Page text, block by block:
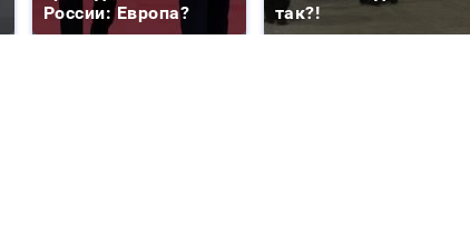
России: Европа?
так?!